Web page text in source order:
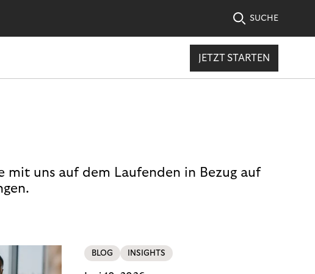
SUCHE
JETZT STARTEN
mit uns auf dem Laufenden in Bezug auf
BLOG INSIGHTS